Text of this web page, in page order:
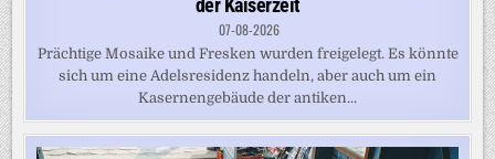
07-08-2026
Prächtige Mosaike und Fresken wurden freigelegt. Es könnte
sich um eine Adelsresidenz handeln, aber auch um ein
Kasernengebäude der antiken...